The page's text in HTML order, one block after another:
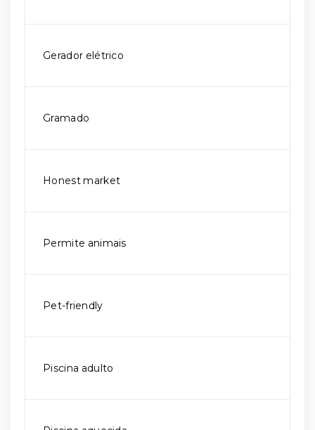
Gerador elétrico
Gramado
Honest market
Permite animais
Pet-friendly
Piscina adulto